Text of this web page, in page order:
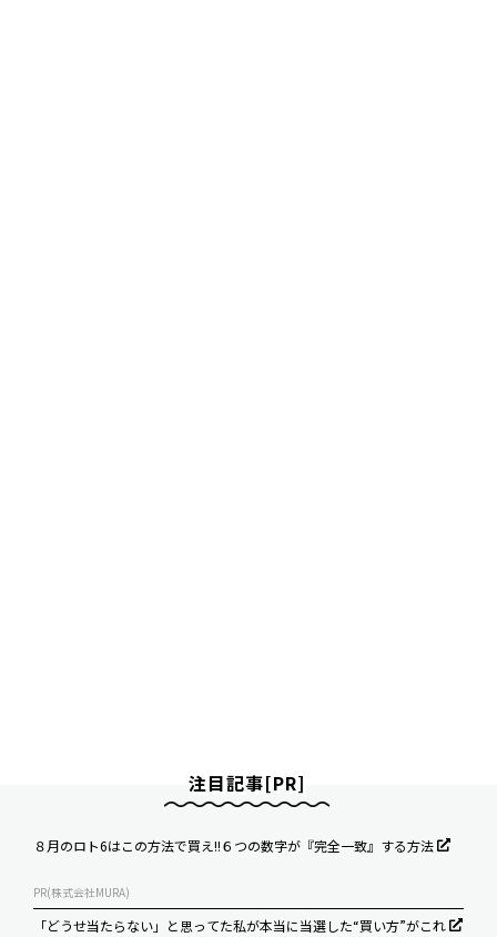
注目記事[PR]
８月のロト6はこの方法で買え!!６つの数字が『完全一致』する方法
PR(株式会社MURA)
「どうせ当たらない」と思ってた私が本当に当選した“買い方”がこれ